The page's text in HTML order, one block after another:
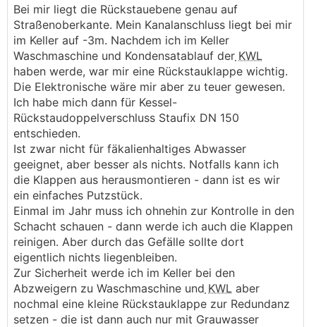
Bei mir liegt die Rückstauebene genau auf
Straßenoberkante. Mein Kanalanschluss liegt bei mir
im Keller auf -3m. Nachdem ich im Keller
Waschmaschine und Kondensatablauf der KWL
haben werde, war mir eine Rückstauklappe wichtig.
Die Elektronische wäre mir aber zu teuer gewesen.
Ich habe mich dann für Kessel-
Rückstaudoppelverschluss Staufix DN 150
entschieden.
Ist zwar nicht für fäkalienhaltiges Abwasser
geeignet, aber besser als nichts. Notfalls kann ich
die Klappen aus herausmontieren - dann ist es wir
ein einfaches Putzstück.
Einmal im Jahr muss ich ohnehin zur Kontrolle in den
Schacht schauen - dann werde ich auch die Klappen
reinigen. Aber durch das Gefälle sollte dort
eigentlich nichts liegenbleiben.
Zur Sicherheit werde ich im Keller bei den
Abzweigern zu Waschmaschine und KWL aber
nochmal eine kleine Rückstauklappe zur Redundanz
setzen - die ist dann auch nur mit Grauwasser